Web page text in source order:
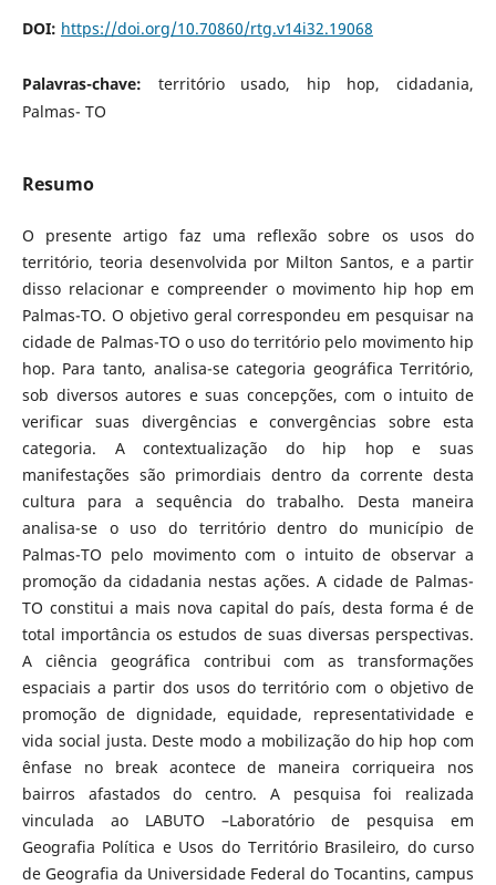
DOI: https://doi.org/10.70860/rtg.v14i32.19068
Palavras-chave: território usado, hip hop, cidadania,
Palmas- TO
Resumo
O presente artigo faz uma reflexão sobre os usos do
território, teoria desenvolvida por Milton Santos, e a partir
disso relacionar e compreender o movimento hip hop em
Palmas-TO. O objetivo geral correspondeu em pesquisar na
cidade de Palmas-TO o uso do território pelo movimento hip
hop. Para tanto, analisa-se categoria geográfica Território,
sob diversos autores e suas concepções, com o intuito de
verificar suas divergências e convergências sobre esta
categoria. A contextualização do hip hop e suas
manifestações são primordiais dentro da corrente desta
cultura para a sequência do trabalho. Desta maneira
analisa-se o uso do território dentro do município de
Palmas-TO pelo movimento com o intuito de observar a
promoção da cidadania nestas ações. A cidade de Palmas-
TO constitui a mais nova capital do país, desta forma é de
total importância os estudos de suas diversas perspectivas.
A ciência geográfica contribui com as transformações
espaciais a partir dos usos do território com o objetivo de
promoção de dignidade, equidade, representatividade e
vida social justa. Deste modo a mobilização do hip hop com
ênfase no break acontece de maneira corriqueira nos
bairros afastados do centro. A pesquisa foi realizada
vinculada ao LABUTO –Laboratório de pesquisa em
Geografia Política e Usos do Território Brasileiro, do curso
de Geografia da Universidade Federal do Tocantins, campus